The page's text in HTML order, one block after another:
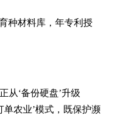
种材料库，年专利授
从‘备份硬盘’升级
单农业’模式，既保护濒